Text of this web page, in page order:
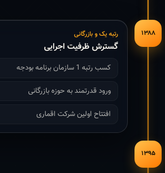
۱۳۸۸ رتبه یک و بازرگانی
گسترش ظرفیت اجرایی
کسب رتبه 1 سازمان برنامه بودجه
ورود قدرتمند به حوزه بازرگانی
افتتاح اولین شرکت اقماری
۱۳۹۵